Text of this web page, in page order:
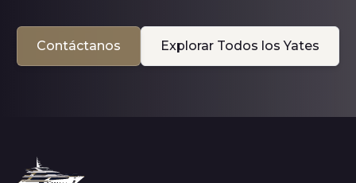
Contáctanos Explorar Todos los Yates